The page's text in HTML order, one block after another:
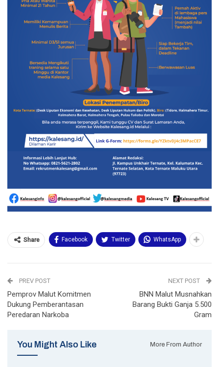
Share Facebook Twitter WhatsApp
PREV POST
Pemprov Malut Komitmen
Dukung Pemberantasan
Peredaran Narkoba
NEXT POST
BNN Malut Musnahkan
Barang Bukti Ganja 5.500
Gram
You Might Also Like More From Author